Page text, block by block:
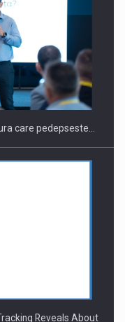
care pedepseste…
Reveals About